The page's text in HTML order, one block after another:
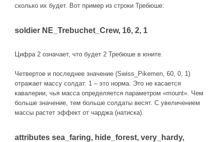
сколько их будет. Вот пример из строки Требюше:
soldier NE_Trebuchet_Crew, 16, 2, 1
Цифра 2 означает, что будет 2 Требюше в юните.
Четвертое и последнее значение (Swiss_Pikemen, 60, 0, 1)
отражает массу солдат. 1 – это норма. Это не касается
кавалерии, чья масса определяется параметром «mount». Чем
больше значение, тем больше солдаты весят. С увеличением
массы растет эффект от чарджа (натиска).
attributes sea_faring, hide_forest, very_hardy,